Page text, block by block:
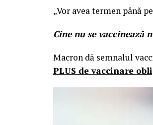
„Vor avea termen până
Cine nu se vaccinează
Macron dă semnalul
PLUS de vaccinare